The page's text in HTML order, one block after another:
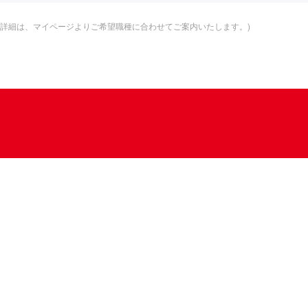
細は、マイページよりご希望職種に合わせてご案内いたします。)